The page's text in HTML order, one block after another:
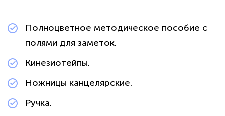
Полноцветное методическое пособие с
полями для заметок.
Кинезиотейпы.
Ножницы канцелярские.
Ручка.